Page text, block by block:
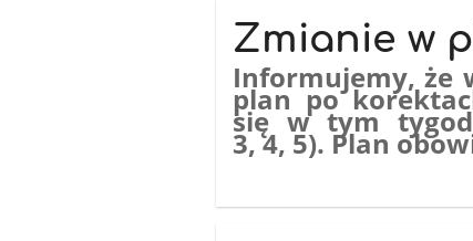
Zmianie w
Informujemy, że
plan po
się w tym
3, 4, 5). Plan